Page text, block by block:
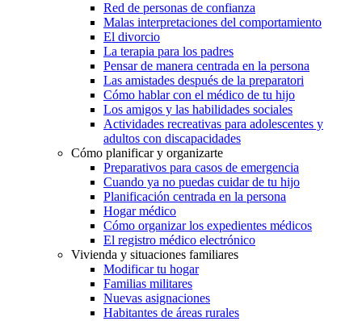
Red de personas de confianza
Malas interpretaciones del comportamiento
El divorcio
La terapia para los padres
Pensar de manera centrada en la persona
Las amistades después de la preparatori
Cómo hablar con el médico de tu hijo
Los amigos y las habilidades sociales
Actividades recreativas para adolescentes y
adultos con discapacidades
Cómo planificar y organizarte
Preparativos para casos de emergencia
Cuando ya no puedas cuidar de tu hijo
Planificación centrada en la persona
Hogar médico
Cómo organizar los expedientes médicos
El registro médico electrónico
Vivienda y situaciones familiares
Modificar tu hogar
Familias militares
Nuevas asignaciones
Habitantes de áreas rurales